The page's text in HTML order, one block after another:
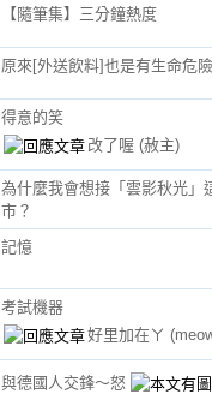
【隨筆集】三分鐘熱度
原來[外送飲料]也是有生命危
得意的笑
改了喔 (赦主)
為什麼我會想接「雲影秋光」
市？
記憶
考試機器
好里加在ㄚ
與德國人交鋒～怒